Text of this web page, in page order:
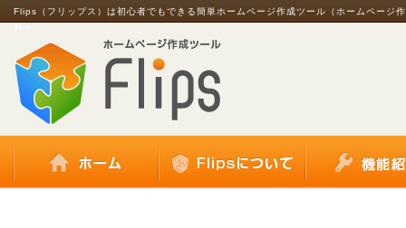
Flips（フリップス）は初心者でもできる簡単ホームページ作成ツール（ホームページ